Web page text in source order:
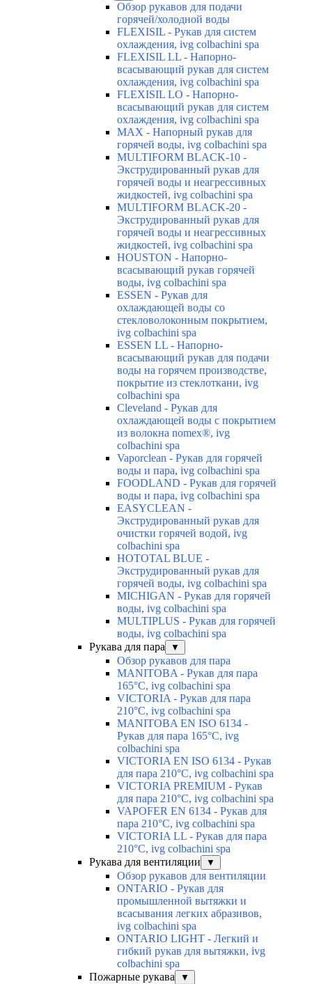
Обзор рукавов для подачи
горячей/холодной воды
FLEXISIL - Рукав для систем
охлаждения, ivg colbachini spa
FLEXISIL LL - Напорно-
всасывающий рукав для систем
охлаждения, ivg colbachini spa
FLEXISIL LO - Напорно-
всасывающий рукав для систем
охлаждения, ivg colbachini spa
MAX - Напорный рукав для
горячей воды, ivg colbachini spa
MULTIFORM BLACK-10 -
Экструдированный рукав для
горячей воды и неагрессивных
жидкостей, ivg colbachini spa
MULTIFORM BLACK-20 -
Экструдированный рукав для
горячей воды и неагрессивных
жидкостей, ivg colbachini spa
HOUSTON - Напорно-
всасывающий рукав горячей
воды, ivg colbachini spa
ESSEN - Рукав для
охлаждающей воды со
стекловолоконным покрытием,
ivg colbachini spa
ESSEN LL - Напорно-
всасывающий рукав для подачи
воды на горячем производстве,
покрытие из стеклоткани, ivg
colbachini spa
Cleveland - Рукав для
охлаждающей воды с покрытием
из волокна nomex®, ivg
colbachini spa
Vaporclean - Рукав для горячей
воды и пара, ivg colbachini spa
FOODLAND - Рукав для горячей
воды и пара, ivg colbachini spa
EASYCLEAN -
Экструдированный рукав для
очистки горячей водой, ivg
colbachini spa
HOTOTAL BLUE -
Экструдированный рукав для
горячей воды, ivg colbachini spa
MICHIGAN - Рукав для горячей
воды, ivg colbachini spa
MULTIPLUS - Рукав для горячей
воды, ivg colbachini spa
Рукава для пара
▼
Обзор рукавов для пара
MANITOBA - Рукав для пара
165°C, ivg colbachini spa
VICTORIA - Рукав для пара
210°C, ivg colbachini spa
MANITOBA EN ISO 6134 -
Рукав для пара 165°C, ivg
colbachini spa
VICTORIA EN ISO 6134 - Рукав
для пара 210°C, ivg colbachini spa
VICTORIA PREMIUM - Рукав
для пара 210°C, ivg colbachini spa
VAPOFER EN 6134 - Рукав для
пара 210°C, ivg colbachini spa
VICTORIA LL - Рукав для пара
210°C, ivg colbachini spa
Рукава для вентиляции
▼
Обзор рукавов для вентиляции
ONTARIO - Рукав для
промышленной вытяжки и
всасывания легких абразивов,
ivg colbachini spa
ONTARIO LIGHT - Легкий и
гибкий рукав для вытяжки, ivg
colbachini spa
Пожарные рукава
▼